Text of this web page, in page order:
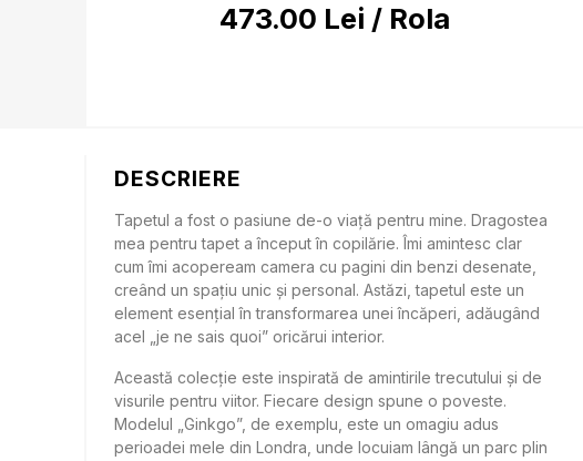
473.00 Lei / Rola
DESCRIERE
Tapetul a fost o pasiune de-o viață pentru mine. Dragostea
mea pentru tapet a început în copilărie. Îmi amintesc clar
cum îmi acopeream camera cu pagini din benzi desenate,
creând un spațiu unic și personal. Astăzi, tapetul este un
element esențial în transformarea unei încăperi, adăugând
acel „je ne sais quoi” oricărui interior.
Această colecție este inspirată de amintirile trecutului și de
visurile pentru viitor. Fiecare design spune o poveste.
Modelul „Ginkgo”, de exemplu, este un omagiu adus
perioadei mele din Londra, unde locuiam lângă un parc plin